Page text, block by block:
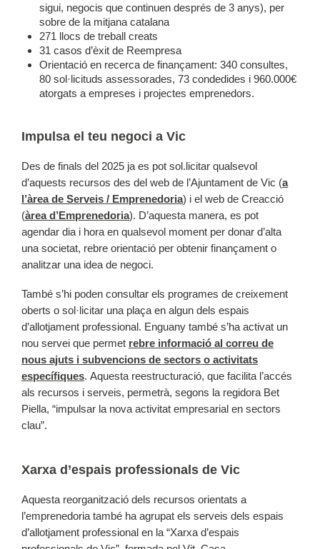
sigui, negocis que continuen després de 3 anys), per
sobre de la mitjana catalana
271 llocs de treball creats
31 casos d’èxit de Reempresa
Orientació en recerca de finançament: 340 consultes,
80 sol·licituds assessorades, 73 condedides i 960.000€
atorgats a empreses i projectes emprenedors.
Impulsa el teu negoci a Vic
Des de finals del 2025 ja es pot sol.licitar qualsevol
d’aquests recursos des del web de l’Ajuntament de Vic (a
l’àrea de Serveis / Emprenedoria) i el web de Creacció
(àrea d’Emprenedoria). D’aquesta manera, es pot
agendar dia i hora en qualsevol moment per donar d’alta
una societat, rebre orientació per obtenir finançament o
analitzar una idea de negoci.
També s’hi poden consultar els programes de creixement
oberts o sol·licitar una plaça en algun dels espais
d’allotjament professional. Enguany també s’ha activat un
nou servei que permet rebre informació al correu de
nous ajuts i subvencions de sectors o activitats
específiques. Aquesta reestructuració, que facilita l’accés
als recursos i serveis, permetrà, segons la regidora Bet
Piella, “impulsar la nova activitat empresarial en sectors
clau”.
Xarxa d’espais professionals de Vic
Aquesta reorganització dels recursos orientats a
l’emprenedoria també ha agrupat els serveis dels espais
d’allotjament professional en la “Xarxa d’espais